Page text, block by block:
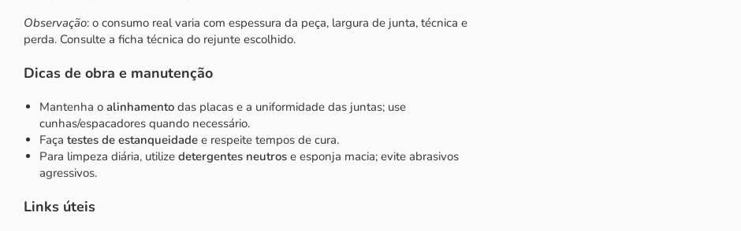
Observação: o consumo real varia com espessura da peça, largura de junta, técnica e
perda. Consulte a ficha técnica do rejunte escolhido.
Dicas de obra e manutenção
Mantenha o alinhamento das placas e a uniformidade das juntas; use
cunhas/espacadores quando necessário.
Faça testes de estanqueidade e respeite tempos de cura.
Para limpeza diária, utilize detergentes neutros e esponja macia; evite abrasivos
agressivos.
Links úteis